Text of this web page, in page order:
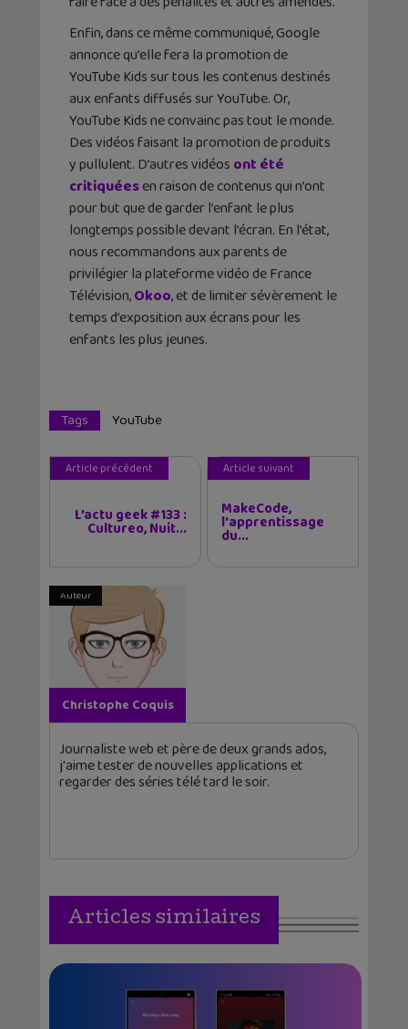
Enfin, dans ce même communiqué, Google
annonce qu’elle fera la promotion de
YouTube Kids sur tous les contenus destinés
aux enfants diffusés sur YouTube. Or,
YouTube Kids ne convainc pas tout le monde.
Des vidéos faisant la promotion de produits
y pullulent. D’autres vidéos ont été
critiquéesen raison de contenus qui n’ont
pour but que de garder l’enfant le plus
longtemps possible devant l’écran. En l’état,
nous recommandons aux parents de
privilégier la plateforme vidéo de France
Télévision,Okoo, et de limiter sévèrement le
temps d’exposition aux écrans pour les
enfants les plus jeunes.
Tags YouTube
Article précédent
L’actu geek #133 :
Cultureo, Nuit...
Article suivant
MakeCode,
l'apprentissage
du...
Auteur
Christophe Coquis
Journaliste web et père de deux grands ados,
j'aime tester de nouvelles applications et
regarder des séries télé tard le soir.
Articles similaires